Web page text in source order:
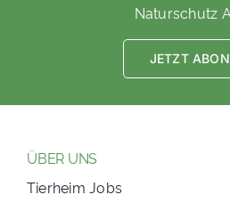
Naturschutz
JETZT
ÜBER UNS
Tierheim Jobs